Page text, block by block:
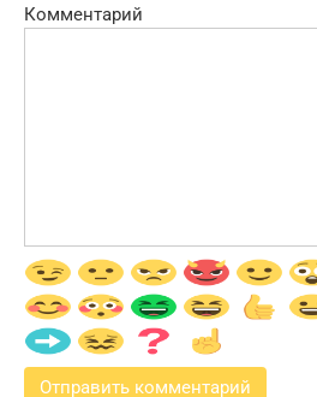
Комментарий